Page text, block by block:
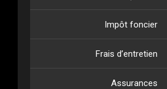
Impôt foncier
Frais d’entretien
Assurances